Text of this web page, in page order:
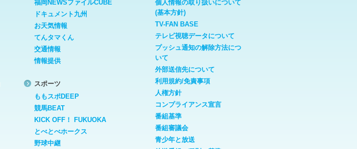
福岡NEWSファイルCUBE
ドキュメント九州
お天気情報
てんタマくん
交通情報
情報提供
スポーツ
ももスポDEEP
競馬BEAT
KICK OFF！ FUKUOKA
とべとべホークス
野球中継
個人情報の取り扱いについて
(基本方針)
TV-FAN BASE
テレビ視聴データについて
プッシュ通知の解除方法につ
いて
外部送信先について
利用規約/免責事項
人権方針
コンプライアンス宣言
番組基準
番組審議会
青少年と放送